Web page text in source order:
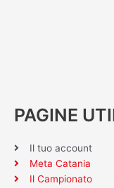
PAGINE
Il tuo account
Meta Catania
Il Campionato